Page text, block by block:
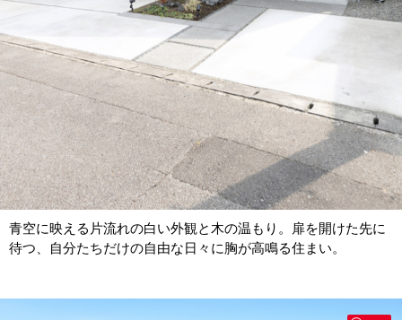
青空に映える片流れの白い外観と木の温もり。扉を開けた先に
待つ、自分たちだけの自由な日々に胸が高鳴る住まい。